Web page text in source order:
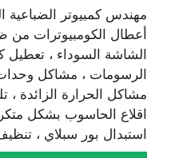
مهندس كمبيوتر الضباعية
أعطال الكومبيوترات من
الشاشة السوداء ،
الرسومات ، مشاكل وحدات
مشاكل الحرارة الزائدة ،
اقلاع الحاسوب بشكل
استبدال بور سبلاي ،